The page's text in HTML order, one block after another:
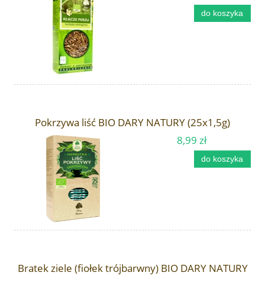
do koszyka
Pokrzywa liść BIO DARY NATURY (25x1,5g)
8,99 zł
do koszyka
Bratek ziele (fiołek trójbarwny) BIO DARY NATURY